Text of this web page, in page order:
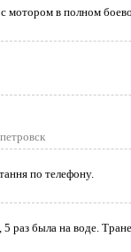
в полном
по телефону.
была на воде.